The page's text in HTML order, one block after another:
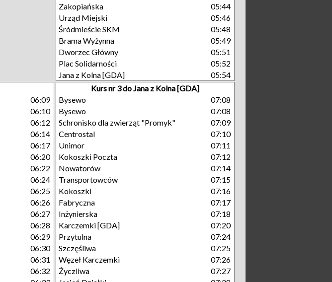
Zakopiańska
05:44
Urząd Miejski
05:46
Śródmieście SKM
05:48
Brama Wyżynna
05:49
Dworzec Główny
05:51
Plac Solidarności
05:52
Jana z Kolna [GDA]
05:54
06:09
06:10
06:12
06:14
06:17
06:20
06:22
06:24
06:25
06:26
06:27
06:28
06:29
06:30
06:31
06:32
Kurs nr 3 do Jana z Kolna [GDA]
Bysewo
07:08
Bysewo
07:08
Schronisko dla zwierząt "Promyk"
07:09
Centrostal
07:10
Unimor
07:11
Kokoszki Poczta
07:12
Nowatorów
07:14
Transportowców
07:15
Kokoszki
07:16
Fabryczna
07:17
Inżynierska
07:18
Karczemki [GDA]
07:20
Przytulna
07:24
Szczęśliwa
07:25
Węzeł Karczemki
07:26
Życzliwa
07:27